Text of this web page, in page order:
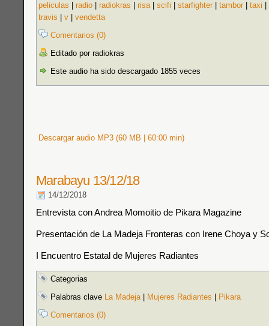
peliculas
radio radiokras risa| scifi starfighter tambor taxi
travis
v
vendetta
Comentarios (0)
Editado por radiokras
Este audio ha sido descargado 1855 veces
Descargar audio MP3 (60 MB | 60:00 min)
Marabayu 13/12/18
14/12/2018
Entrevista con Andrea Momoitio de Pikara Magazine
Presentación de La Madeja Fronteras con Irene Choya y
I Encuentro Estatal de Mujeres Radiantes
Categorias
Palabras clave La Madeja| Mujeres Radiantes
Pikara
Comentarios (0)